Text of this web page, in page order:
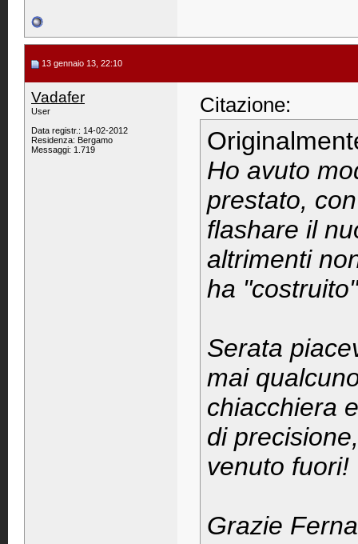
13 gennaio 13, 22:10
Vadafer
User
Data registr.: 14-02-2012
Residenza: Bergamo
Messaggi: 1.719
Citazione:
Ho avuto
prestato,
flashare il
altrimenti
ha
Serata
mai
chiacchiera
di
venuto fuori!
Grazie